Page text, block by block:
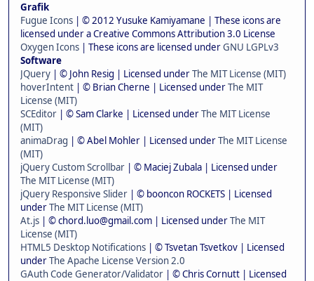
Grafik
Fugue Icons | © 2012 Yusuke Kamiyamane | These icons are
licensed under a Creative Commons Attribution 3.0 License
Oxygen Icons | These icons are licensed underGNU LGPLv3
Software
JQuery | © John Resig | Licensed underThe MIT License (MIT)
hoverIntent | © Brian Cherne | Licensed underThe MIT
License (MIT)
SCEditor | © Sam Clarke | Licensed underThe MIT License
(MIT)
animaDrag | © Abel Mohler | Licensed underThe MIT License
(MIT)
jQuery Custom Scrollbar | © Maciej Zubala | Licensed under
The MIT License (MIT)
jQuery Responsive Slider | © booncon ROCKETS | Licensed
underThe MIT License (MIT)
At.js | © chord.luo@gmail.com | Licensed underThe MIT
License (MIT)
HTML5 Desktop Notifications | © Tsvetan Tsvetkov | Licensed
underThe Apache License Version 2.0
GAuth Code Generator/Validator | © Chris Cornutt | Licensed